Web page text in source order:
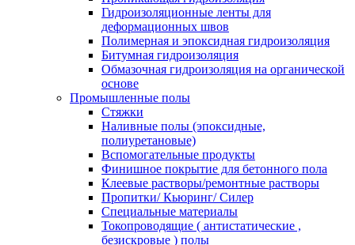
Гидроизоляционные ленты для
деформационных швов
Полимерная и эпоксидная гидроизоляция
Битумная гидроизоляция
Обмазочная гидроизоляция на органической
основе
Промышленные полы
Стяжки
Наливные полы (эпоксидные,
полиуретановые)
Вспомогательные продукты
Финишное покрытие для бетонного пола
Клеевые растворы/ремонтные растворы
Пропитки/ Кьюринг/ Силер
Специальные материалы
Токопроводящие ( антистатические ,
безискровые ) полы